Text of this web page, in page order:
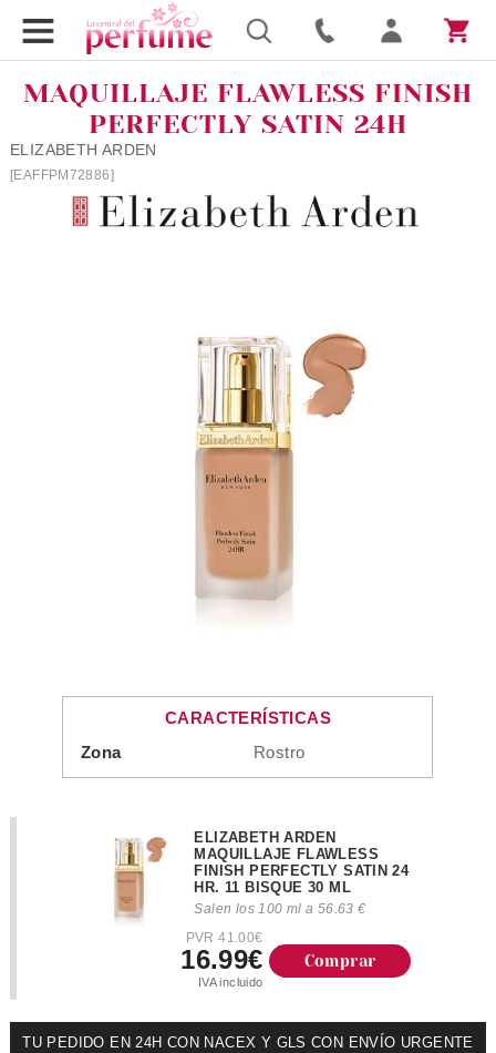
MAQUILLAJE FLAWLESS FINISH
PERFECTLY SATIN 24H
ELIZABETH ARDEN
[EAFFPM72886]
CARACTERÍSTICAS
Zona
Rostro
ELIZABETH ARDEN
MAQUILLAJE FLAWLESS
FINISH PERFECTLY SATIN 24
HR. 11 BISQUE 30 ML
Salen los 100 ml a 56.63 €
PVR 41.00€
16.99€
IVA incluido
Comprar
TU PEDIDO EN 24H CON NACEX Y GLS CON ENVÍO URGENTE